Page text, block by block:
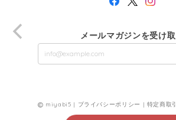
メールマガジンを受け
miyabi5 | プライバシーポリシー | 特定商取